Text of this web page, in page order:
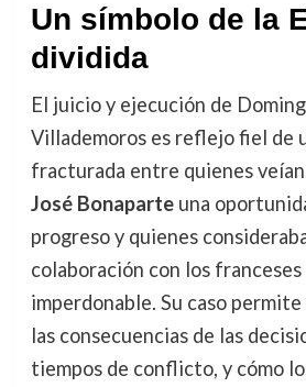
Un símbolo de la
dividida
El juicio y ejecución de
Villademoros es reflejo fiel de
fracturada entre quienes
José Bonaparteuna
progreso y quienes
colaboración con los
imperdonable. Su caso
las consecuencias de las
tiempos de conflicto, y cómo